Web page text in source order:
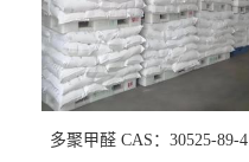
多聚甲醛 CAS：30525-89-4